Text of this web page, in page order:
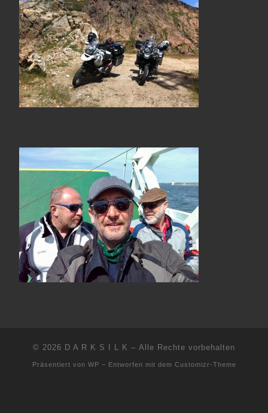
© 2026 D A R K S I L K – Alle Rechte vorbehalten
Präsentiert von WP – Entworfen mit dem Customizr-Theme